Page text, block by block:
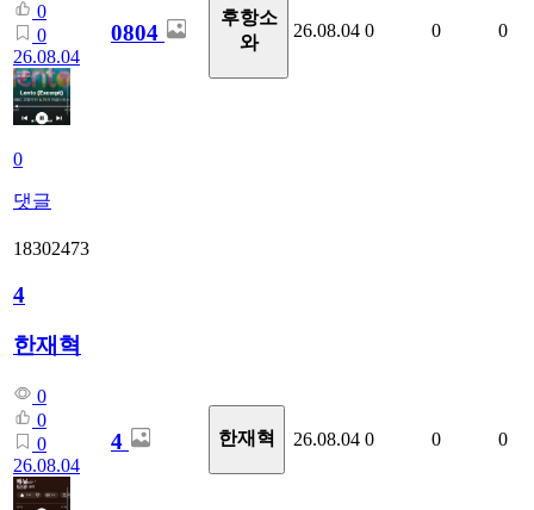
0
0
26.08.04
0
댓글
0804
후항소
와
26.08.04 0 0 0
18302473
4
한재혁
0
0
0
26.08.04
4 한재혁 26.08.04 0 0 0